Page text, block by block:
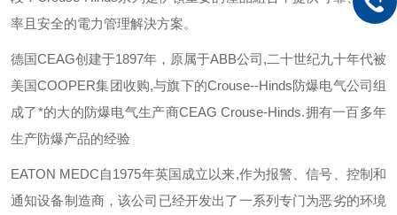
率且安全的電力管理解決方案。
德国CEAG创建于1897年，原属于ABB公司,二十世纪九十年代被
美国COOPER集团收购,与旗下的Crouse--Hinds防爆电气公司组
成了*的大的防爆电气生产商CEAG Crouse-Hinds.拥有一百多年
生产防爆产品的经验
EATON MEDC自1975年英国成立以来,作为报警、信号、控制和
通知设备制造商，该公司已经开发出了一系列专门为恶劣的环境